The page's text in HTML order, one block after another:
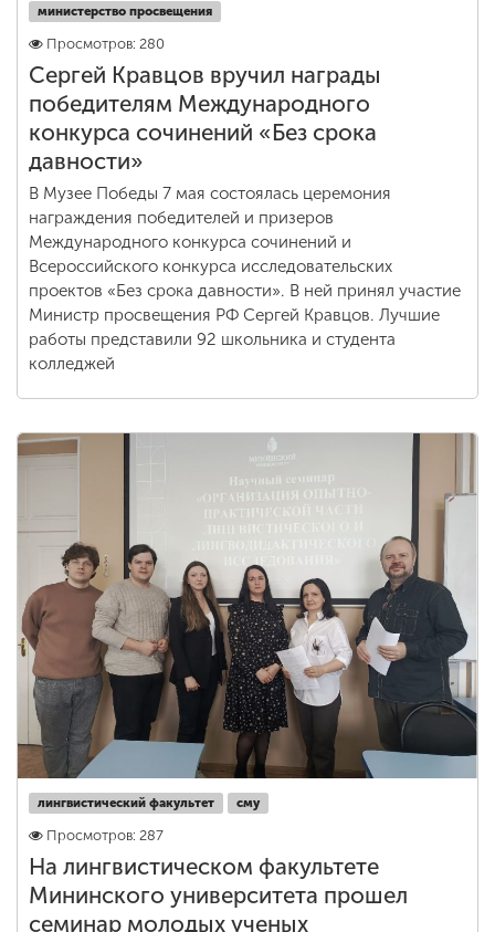
министерство просвещения
Просмотров: 280
Сергей Кравцов вручил награды
победителям Международного
конкурса сочинений «Без срока
давности»
В Музее Победы 7 мая состоялась церемония
награждения победителей и призеров
Международного конкурса сочинений и
Всероссийского конкурса исследовательских
проектов «Без срока давности». В ней принял участие
Министр просвещения РФ Сергей Кравцов. Лучшие
работы представили 92 школьника и студента
колледжей
лингвистический факультет сму
Просмотров: 287
На лингвистическом факультете
Мининского университета прошел
семинар молодых ученых